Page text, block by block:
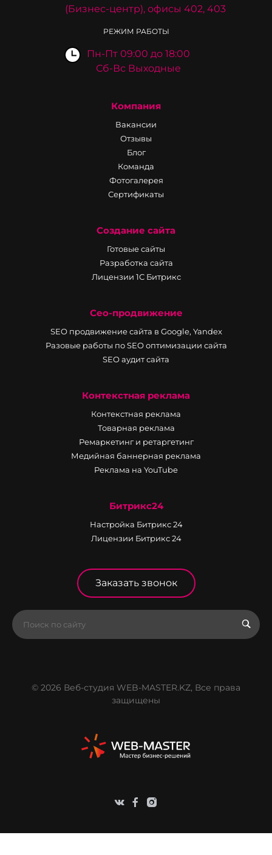
(Бизнес-центр), офисы 402, 403
РЕЖИМ РАБОТЫ
Пн-Пт 09:00 до 18:00
Сб-Вс Выходные
Компания
Вакансии
Отзывы
Блог
Команда
Фотогалерея
Сертификаты
Создание сайта
Готовые сайты
Разработка сайта
Лицензии 1С Битрикс
Сео-продвижение
SEO продвижение сайта в Google, Yandex
Разовые работы по SEO оптимизации сайта
SEO аудит сайта
Контекстная реклама
Контекстная реклама
Товарная реклама
Ремаркетинг и ретаргетинг
Медийная баннерная реклама
Реклама на YouTube
Битрикс24
Настройка Битрикс 24
Лицензии Битрикс 24
Заказать звонок
© 2026 Веб-студия WEB-MASTER.KZ, Все права
защищены